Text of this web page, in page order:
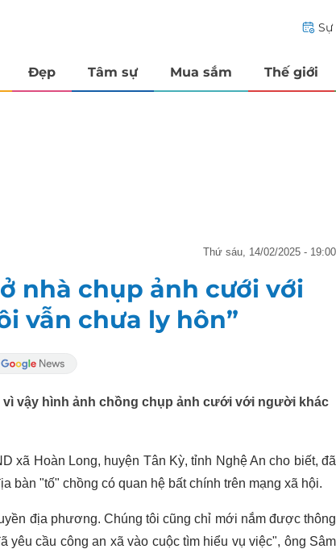
Sự
Đẹp Tâm sự Mua sắm Thế giới
thứ sáu, 14/02/2025 - 19:00
nhà chụp ảnh cưới với
vẫn chưa ly hôn”
vậy hình ảnh chồng chụp ảnh cưới với người khác
xã Hoàn Long, huyện Tân Kỳ, tỉnh Nghệ An cho biết, đã
bàn "tố" chồng có quan hệ bất chính trên mạng xã hội.
địa phương. Chúng tôi cũng chỉ mới nắm được thông
yêu cầu công an xã vào cuộc tìm hiểu vụ việc", ông Sâm